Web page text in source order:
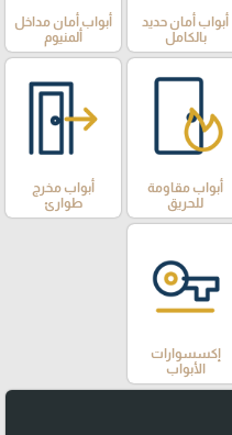
أبواب أمان حديد
بالكامل
أبواب أمان مداخل
ألمنيوم
أبواب مقاومة
للحريق
أبواب مخرج
طوارئ
إكسسوارات
الأبواب